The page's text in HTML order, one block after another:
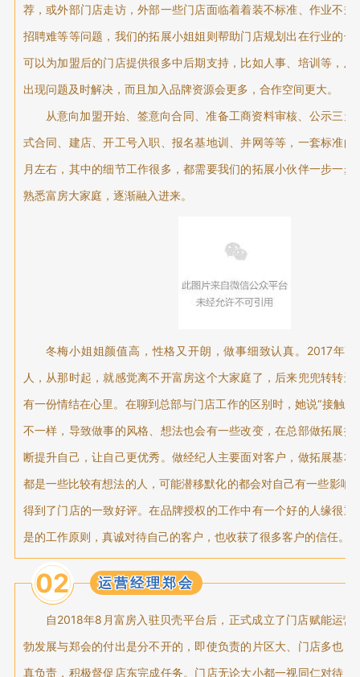
荐，或外部门店走访，外部一些门店面临着着装不标准、作业不规
招聘难等等问题，我们的拓展小姐姐则帮助门店规划出在行业的长
可以为加盟后的门店提供很多中后期支持，比如人事、培训等，及
出现问题及时解决，而且加入品牌资源会更多，合作空间更大。
从意向加盟开始、签意向合同、准备工商资料审核、公示三天
式合同、建店、开工号入职、报名基地训、并网等等，一套标准的
月左右，其中的细节工作很多，都需要我们的拓展小伙伴一步一步
熟悉富房大家庭，逐渐融入进来。
冬梅小姐姐颜值高，性格又开朗，做事细致认真。2017年7
人，从那时起，就感觉离不开富房这个大家庭了，后来兜兜转转进
有一份情结在心里。在聊到总部与门店工作的区别时，她说“接触
不一样，导致做事的风格、想法也会有一些改变，在总部做拓展接
断提升自己，让自己更优秀。做经纪人主要面对客户，做拓展基本
都是一些比较有想法的人，可能潜移默化的都会对自己有一些影响
得到了门店的一致好评。在品牌授权的工作中有一个好的人缘很重
是的工作原则，真诚对待自己的客户，也收获了很多客户的信任。
02 运营经理郑会
自2018年8月富房入驻贝壳平台后，正式成立了门店赋能运营
勃发展与郑会的付出是分不开的，即使负责的片区大、门店多也，
真负责，积极督促店东完成任务。门店无论大小都一视同仁对待，